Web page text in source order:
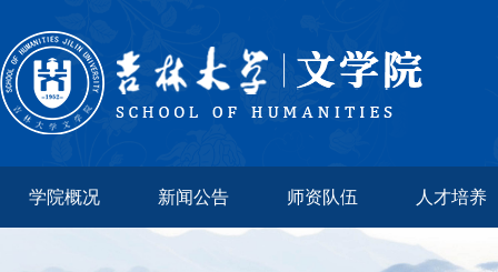
学院概况 新闻公告 师资队伍 人才培养